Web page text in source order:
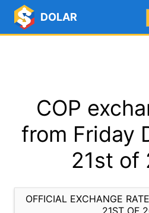
DOLAR
COP
from Friday
21st of
OFFICIAL EXCHANGE
21ST OF